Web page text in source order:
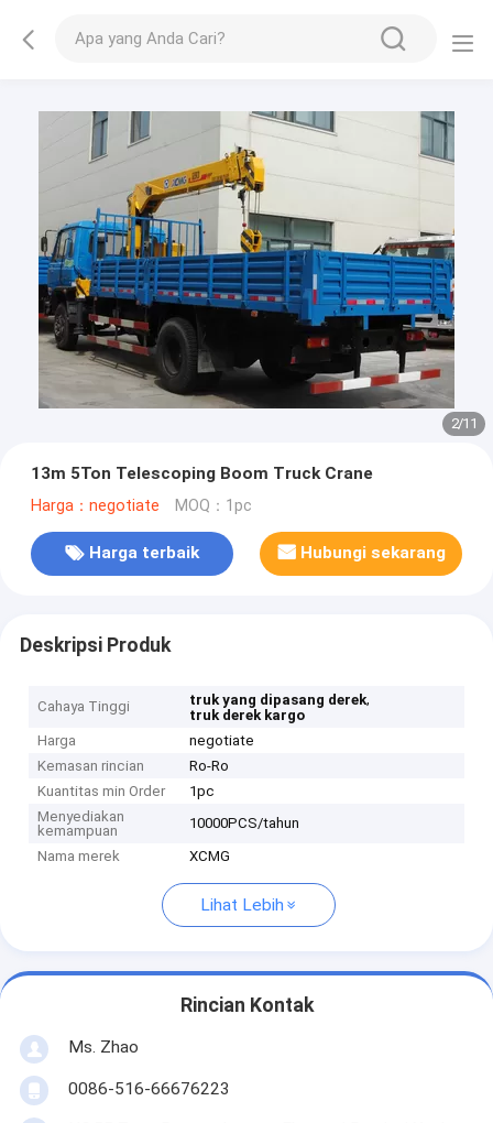
2/11
13m 5Ton Telescoping Boom Truck Crane
Harga：negotiate MOQ：1pc
Harga terbaik Hubungi sekarang
Deskripsi Produk
Cahaya Tinggi truk yang dipasang derek,
truk derek kargo
Harga
negotiate
Kemasan rincian
Ro-Ro
Kuantitas min Order
1pc
Menyediakan
kemampuan
10000PCS/tahun
Nama merek
XCMG
Lihat Lebih
Rincian Kontak
Ms. Zhao
0086-516-66676223